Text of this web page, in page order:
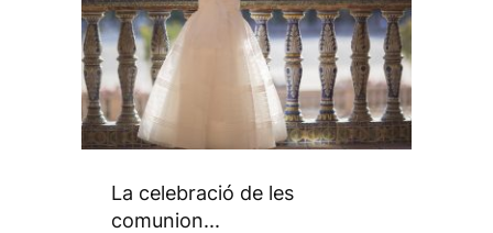
La celebració de les
comunion...